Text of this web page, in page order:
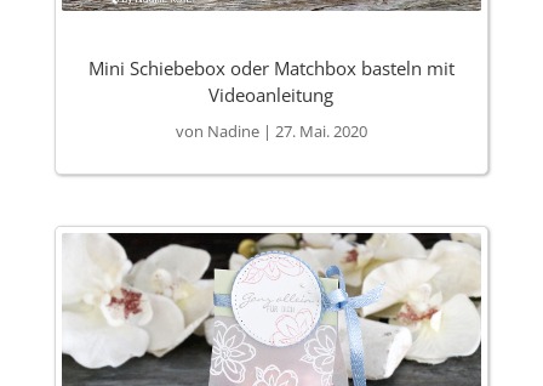
Mini Schiebebox oder Matchbox basteln mit
Videoanleitung
von Nadine| 27. Mai. 2020